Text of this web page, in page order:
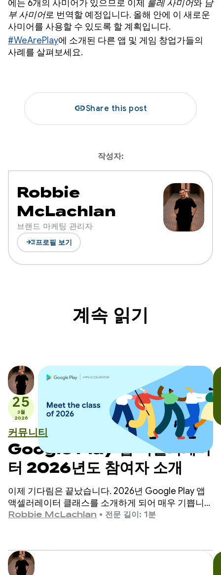
에는 6개의 사미어가 있으므로 이제 룰레 사미어와 남
부 사미어로 번역할 예정입니다. 올해 안에 이 새로운
사미어를 사용할 수 있도록 할 계획입니다.
#WeArePlay에 소개된 다른 앱 및 게임 창업가들의
사례를 살펴보세요.
linkShare this post
작성자:
Robbie
McLachlan
브랜드 마케팅 관리자
read_more프로필 보기
계속 읽기
25
3월
2026
커뮤니티
Google Play 앱 액셀러레이
터 2026년도 참여자 소개
이제 기다림은 끝났습니다. 2026년 Google Play 앱
액셀러레이터 클래스를 소개하게 되어 매우 기쁩니
다.
Robbie McLachlan • 전문 길이: 1분